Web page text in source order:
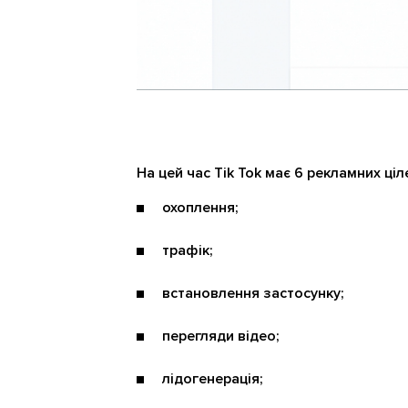
На цей час Tik Tok має 6 рекламних
охоплення;
трафік;
встановлення застосунку;
перегляди відео;
лідогенерація;